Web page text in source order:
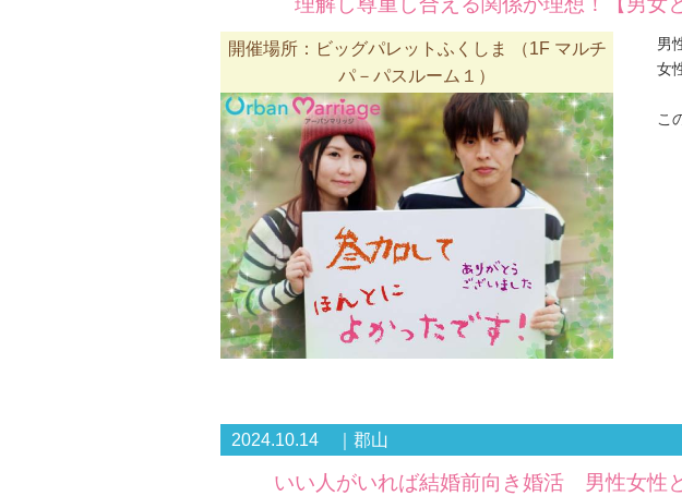
開催場所：ビッグパレットふくしま （1F マルチ
パ－パスルーム１）
男
女
こ
2024.10.14 ｜郡山
いい人がいれば結婚前向き婚活 男性女